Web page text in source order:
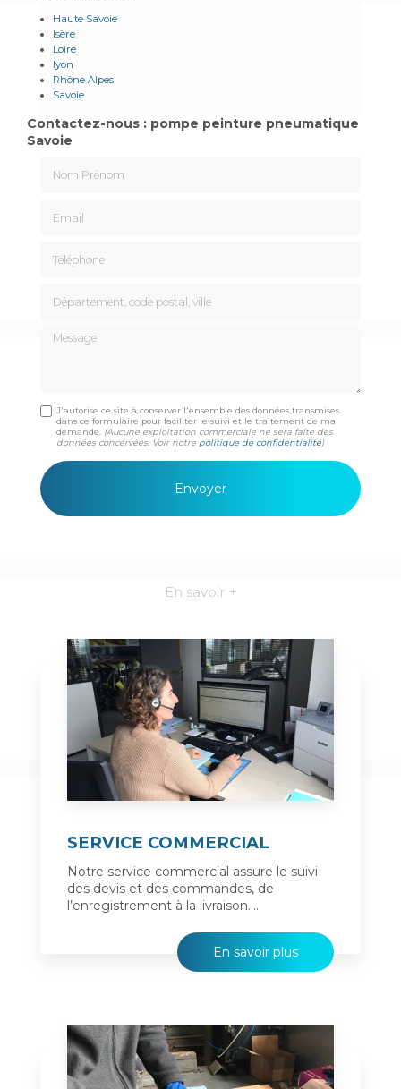
Haute Savoie
Isère
Loire
lyon
Rhône Alpes
Savoie
Contactez-nous : pompe peinture pneumatique
Savoie
Message
J'autorise ce site à conserver l'ensemble des données transmises
dans ce formulaire pour faciliter le suivi et le traitement de ma
demande. (Aucune exploitation commerciale ne sera faite des
données concervées. Voir notre politique de confidentialité)
En savoir +
SERVICE COMMERCIAL
Notre service commercial assure le suivi
des devis et des commandes, de
l’enregistrement à la livraison....
En savoir plus